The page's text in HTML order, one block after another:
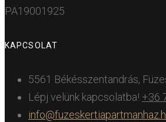
PA19001925
KAPCSOLAT
5561 Békésszentandrás,
Lépj velünk kapcsolatba! +36